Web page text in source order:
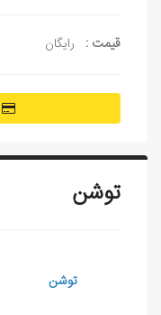
قیمت : رایگان
توشن
توشن